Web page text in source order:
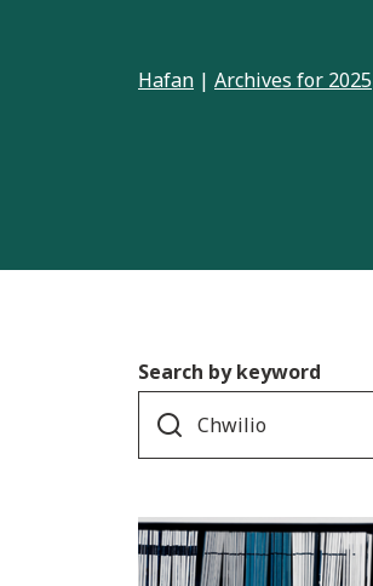
Hafan | Archives for 2025
Search by keyword